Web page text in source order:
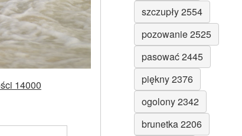
14000
szczupły 2554
pozowanie 2525
pasować 2445
piękny 2376
ogolony 2342
brunetka 2206